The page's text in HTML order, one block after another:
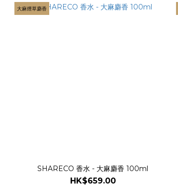
大麻煙草麝香
SHARECO 香水 - 大麻麝香 100ml
HK$659.00